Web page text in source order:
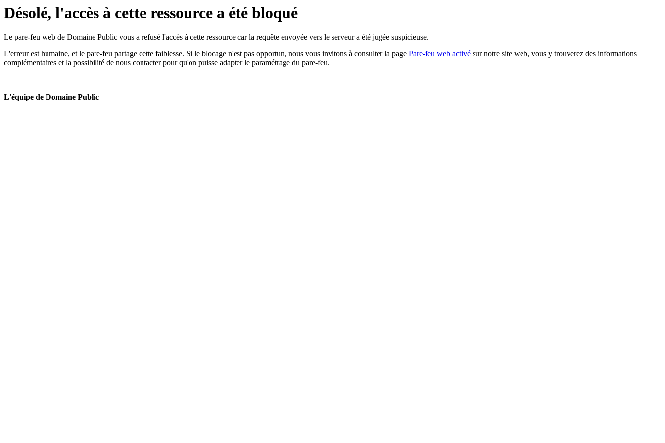
Désolé, l'accès à cette ressource a été bloqué
Le pare-feu web de Domaine Public vous a refusé l'accès à cette ressource car la requête envoyée vers le serveur a été jugée suspicieuse.
L'erreur est humaine, et le pare-feu partage cette faiblesse. Si le blocage n'est pas opportun, nous vous invitons à consulter la page Pare-feu web activé sur notre site web, vous y trouverez des informations
complémentaires et la possibilité de nous contacter pour qu'on puisse adapter le paramétrage du pare-feu.
L'équipe de Domaine Public